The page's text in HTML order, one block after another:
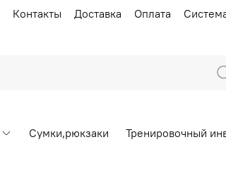
Контакты Доставка Оплата
Сумки,рюкзаки Тренировочный